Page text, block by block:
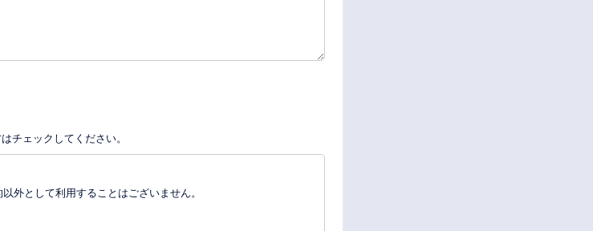
チェックしてください。
外として利用することはございません。